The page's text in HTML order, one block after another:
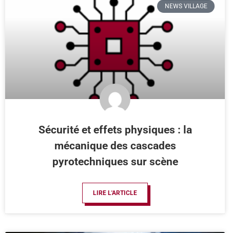
NEWS VILLAGE
Sécurité et effets physiques : la
mécanique des cascades
pyrotechniques sur scène
LIRE L'ARTICLE